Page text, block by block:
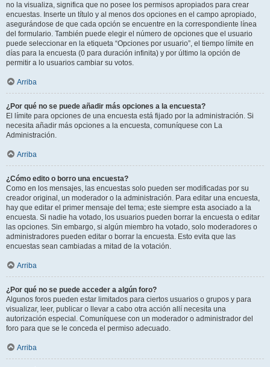
no la visualiza, significa que no posee los permisos apropiados para crear
encuestas. Inserte un título y al menos dos opciones en el campo apropiado,
asegurándose de que cada opción se encuentre en la correspondiente línea
del formulario. También puede elegir el número de opciones que el usuario
puede seleccionar en la etiqueta “Opciones por usuario”, el tiempo límite en
días para la encuesta (0 para duración infinita) y por último la opción de
permitir a lo usuarios cambiar su votos.
Arriba
¿Por qué no se puede añadir más opciones a la encuesta?
El límite para opciones de una encuesta está fijado por la administración. Si
necesita añadir más opciones a la encuesta, comuníquese con La
Administración.
Arriba
¿Cómo edito o borro una encuesta?
Como en los mensajes, las encuestas solo pueden ser modificadas por su
creador original, un moderador o la administración. Para editar una encuesta,
hay que editar el primer mensaje del tema; este siempre esta asociado a la
encuesta. Si nadie ha votado, los usuarios pueden borrar la encuesta o editar
las opciones. Sin embargo, si algún miembro ha votado, solo moderadores o
administradores pueden editar o borrar la encuesta. Esto evita que las
encuestas sean cambiadas a mitad de la votación.
Arriba
¿Por qué no se puede acceder a algún foro?
Algunos foros pueden estar limitados para ciertos usuarios o grupos y para
visualizar, leer, publicar o llevar a cabo otra acción allí necesita una
autorización especial. Comuníquese con un moderador o administrador del
foro para que se le conceda el permiso adecuado.
Arriba